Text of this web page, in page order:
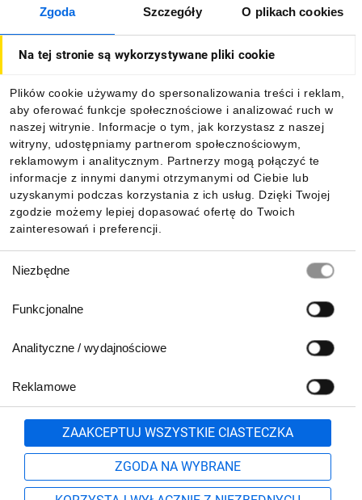
Zgoda Szczegóły O plikach cookies
Na tej stronie są wykorzystywane pliki cookie
Plików cookie używamy do spersonalizowania treści i reklam,
aby oferować funkcje społecznościowe i analizować ruch w
naszej witrynie. Informacje o tym, jak korzystasz z naszej
witryny, udostępniamy partnerom społecznościowym,
reklamowym i analitycznym. Partnerzy mogą połączyć te
informacje z innymi danymi otrzymanymi od Ciebie lub
uzyskanymi podczas korzystania z ich usług. Dzięki Twojej
zgodzie możemy lepiej dopasować ofertę do Twoich
zainteresowań i preferencji.
zgody
Niezbędne
Funkcjonalne
Analityczne / wydajnościowe
Reklamowe
ZAAKCEPTUJ WSZYSTKIE CIASTECZKA
ZGODA NA WYBRANE
O firmie
Informacje
Pobierz naszą aplikację mobilną:
801 500 700 lub
71 37 61 600
Formularz kontaktowy